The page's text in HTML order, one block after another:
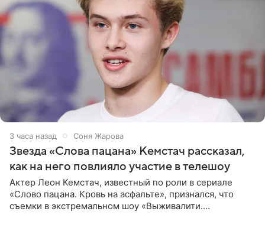
3 часа назад Соня Жарова
Звезда «Слова пацана» Кемстач рассказал,
как на него повлияло участие в телешоу
Актер Леон Кемстач, известный по роли в сериале
«Слово пацана. Кровь на асфальте», признался, что
съемки в экстремальном шоу «Выживалити.